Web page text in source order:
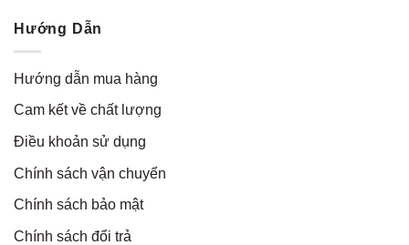
Hướng Dẫn
Hướng dẫn mua hàng
Cam kết về chất lượng
Điều khoản sử dụng
Chính sách vận chuyển
Chính sách bảo mật
Chính sách đổi trả